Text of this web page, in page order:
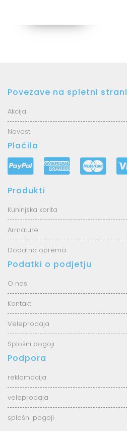
Povezave na spletni strani
Akcija
Novosti
Plačila
Produkti
Kuhinjska korita
Armature
Dodatna oprema
Podatki o podjetju
O nas
Kontakt
Veleprodaja
Splošni pogoji
Podpora
reklamacija
veleprodaja
splošni pogoji